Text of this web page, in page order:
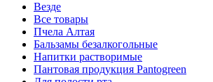
Везде
Все товары
Пчела Алтая
Бальзамы безалкогольные
Напитки растворимые
Пантовая продукция Pantogreen